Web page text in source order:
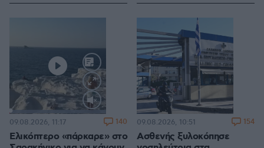
Loaded
100.00%
Ελικόπτερο «πάρκαρε» στο
09.08.2026, 11:17 140
Ασθενής ξυλοκόπησε
09.08.2026, 10:51 154